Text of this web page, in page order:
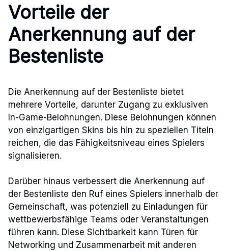
Vorteile der
Anerkennung auf der
Bestenliste
Die Anerkennung auf der Bestenliste bietet
mehrere Vorteile, darunter Zugang zu exklusiven
In-Game-Belohnungen. Diese Belohnungen können
von einzigartigen Skins bis hin zu speziellen Titeln
reichen, die das Fähigkeitsniveau eines Spielers
signalisieren.
Darüber hinaus verbessert die Anerkennung auf
der Bestenliste den Ruf eines Spielers innerhalb der
Gemeinschaft, was potenziell zu Einladungen für
wettbewerbsfähige Teams oder Veranstaltungen
führen kann. Diese Sichtbarkeit kann Türen für
Networking und Zusammenarbeit mit anderen